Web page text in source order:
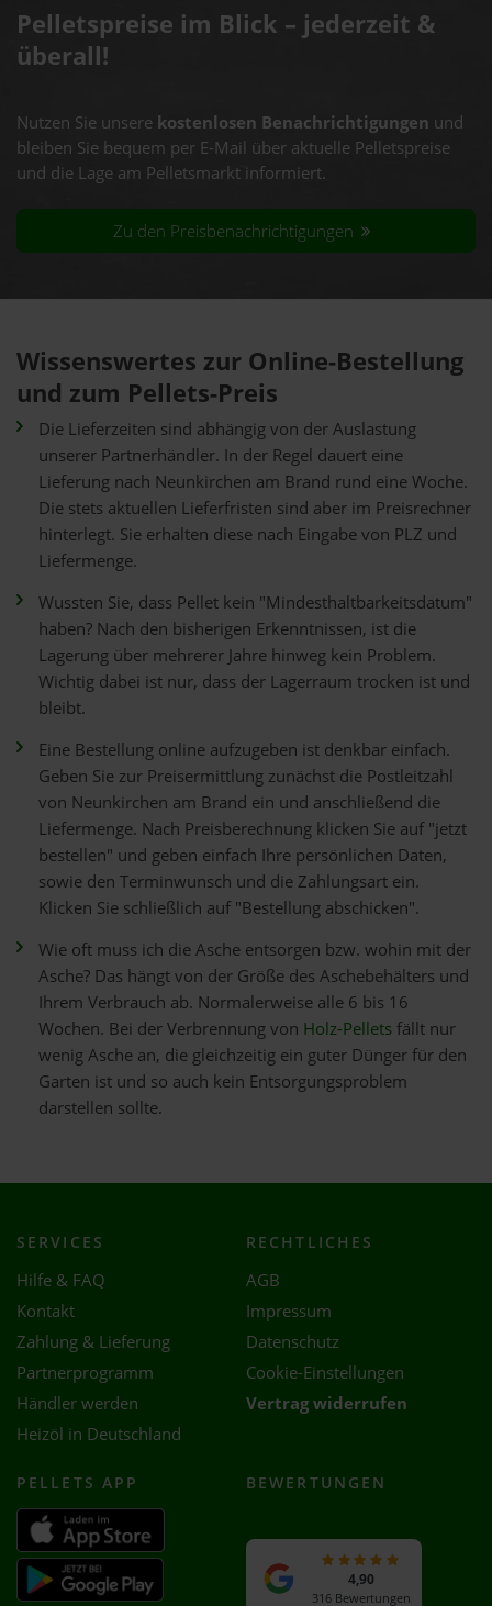
Pelletspreise im Blick – jederzeit &
überall!
Nutzen Sie unsere kostenlosen Benachrichtigungen und
bleiben Sie bequem per E-Mail über aktuelle Pelletspreise
und die Lage am Pelletsmarkt informiert.
Zu den Preisbenachrichtigungen
Wissenswertes zur Online-Bestellung
und zum Pellets-Preis
Die Lieferzeiten sind abhängig von der Auslastung
unserer Partnerhändler. In der Regel dauert eine
Lieferung nach Neunkirchen am Brand rund eine Woche.
Die stets aktuellen Lieferfristen sind aber im Preisrechner
hinterlegt. Sie erhalten diese nach Eingabe von PLZ und
Liefermenge.
Wussten Sie, dass Pellet kein "Mindesthaltbarkeitsdatum"
haben? Nach den bisherigen Erkenntnissen, ist die
Lagerung über mehrerer Jahre hinweg kein Problem.
Wichtig dabei ist nur, dass der Lagerraum trocken ist und
bleibt.
Eine Bestellung online aufzugeben ist denkbar einfach.
Geben Sie zur Preisermittlung zunächst die Postleitzahl
von Neunkirchen am Brand ein und anschließend die
Liefermenge. Nach Preisberechnung klicken Sie auf "jetzt
bestellen" und geben einfach Ihre persönlichen Daten,
sowie den Terminwunsch und die Zahlungsart ein.
Klicken Sie schließlich auf "Bestellung abschicken".
Wie oft muss ich die Asche entsorgen bzw. wohin mit der
Asche? Das hängt von der Größe des Aschebehälters und
Ihrem Verbrauch ab. Normalerweise alle 6 bis 16
Wochen. Bei der Verbrennung von Holz-Pelletsfällt nur
wenig Asche an, die gleichzeitig ein guter Dünger für den
Garten ist und so auch kein Entsorgungsproblem
darstellen sollte.
SERVICES
Hilfe & FAQ
Kontakt
Zahlung & Lieferung
Partnerprogramm
Händler werden
Heizöl in Deutschland
RECHTLICHES
AGB
Impressum
Datenschutz
Cookie-Einstellungen
Vertrag widerrufen
PELLETS APP BEWERTUNGEN
4,90
316 Bewertungen